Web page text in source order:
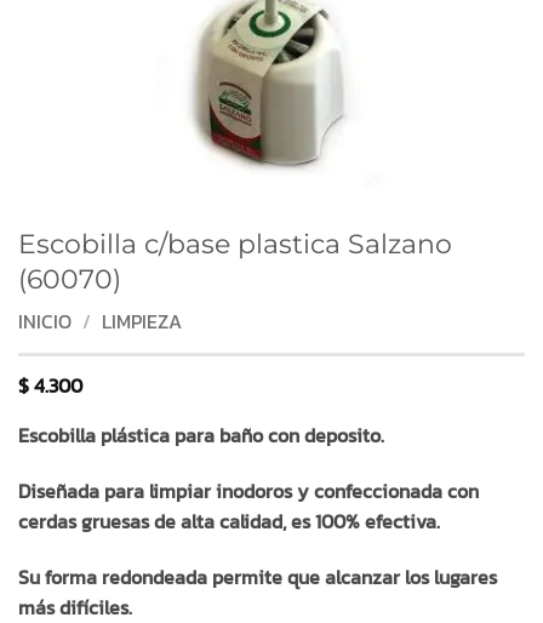
Escobilla c/base plastica Salzano
(60070)
INICIO / LIMPIEZA
$4.300
Escobilla plástica para baño con deposito.
Diseñada para limpiar inodoros y confeccionada con
cerdas gruesas de alta calidad, es 100% efectiva.
Su forma redondeada permite que alcanzar los lugares
más difíciles.